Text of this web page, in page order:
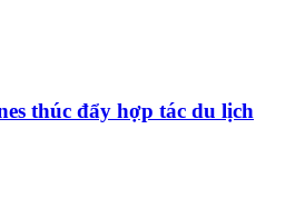
thúc đẩy hợp tác du lịch